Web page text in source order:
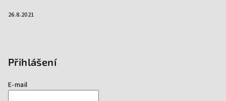
26.8.2021
Přihlášení
E-mail